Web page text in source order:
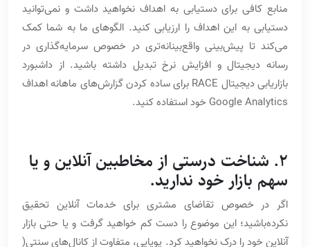
منابع کافی برای دستیابی به اهداف نخواهید داشت و نمی‌توانید
دستیابی به این اهداف را ارزیابی کنید. الگوهای ما به شما کمک
می‌‌کند تا پیش‌بینی واقع‌بینانه‌تری در خصوص سرمایه‌گذاری در
رسانه دیجیتال و افزایش نرخ تبدیل داشته باشید. از داشبورد
بازاریابی دیجیتال RACE برای ساده کردن گزارش‌‌های ماهانه اهداف
Google Analytics خود استفاده کنید.
2. شناخت درستی از مخاطبین آنلاین و یا
سهم بازار خود ندارید.
اگر در خصوص تقاضای مشتری برای خدمات آنلاین تحقیق
نکرده‌باشید؛ این موضوع را دست کم خواهید گرفت و یا حتی بازار
آنلاین خود را درک نخواهید کرد. پویایی، متفاوت از کانال‌های سنتی(